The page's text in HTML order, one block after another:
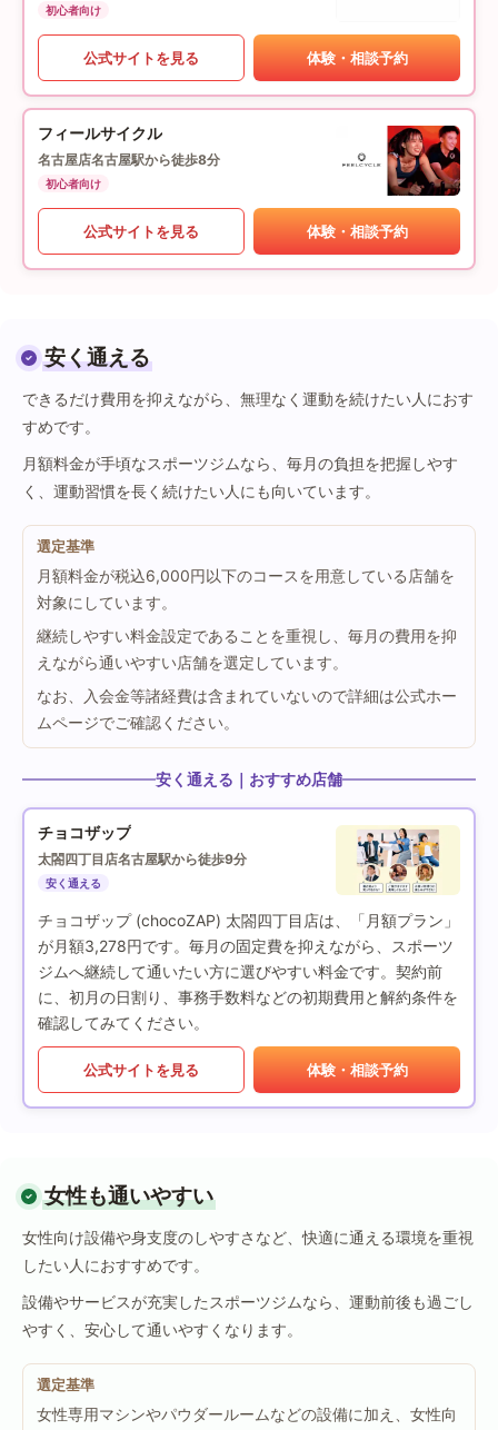
初心者向け
公式サイトを見る 体験・相談予約
フィールサイクル
名古屋店名古屋駅から徒歩8分
初心者向け
公式サイトを見る 体験・相談予約
安く通える
できるだけ費用を抑えながら、無理なく運動を続けたい人におす
すめです。
月額料金が手頃なスポーツジムなら、毎月の負担を把握しやす
く、運動習慣を長く続けたい人にも向いています。
選定基準
月額料金が税込6,000円以下のコースを用意している店舗を
対象にしています。
継続しやすい料金設定であることを重視し、毎月の費用を抑
えながら通いやすい店舗を選定しています。
なお、入会金等諸経費は含まれていないので詳細は公式ホー
ムページでご確認ください。
安く通える｜おすすめ店舗
チョコザップ
太閤四丁目店名古屋駅から徒歩9分
安く通える
チョコザップ (chocoZAP) 太閤四丁目店は、「月額プラン」
が月額3,278円です。毎月の固定費を抑えながら、スポーツ
ジムへ継続して通いたい方に選びやすい料金です。契約前
に、初月の日割り、事務手数料などの初期費用と解約条件を
確認してみてください。
公式サイトを見る 体験・相談予約
女性も通いやすい
女性向け設備や身支度のしやすさなど、快適に通える環境を重視
したい人におすすめです。
設備やサービスが充実したスポーツジムなら、運動前後も過ごし
やすく、安心して通いやすくなります。
選定基準
女性専用マシンやパウダールームなどの設備に加え、女性向